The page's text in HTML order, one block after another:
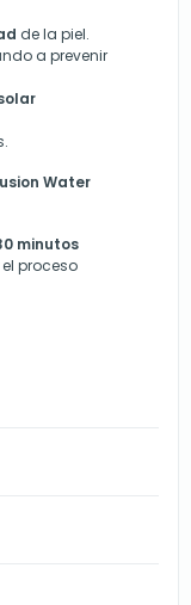
de la piel.
a prevenir
Water
minutos
el proceso